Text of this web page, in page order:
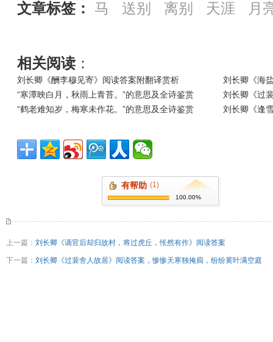
文章标签： 马 送别 离别 天涯 月
相关阅读 ：
刘长卿《酬李穆见寄》阅读答案附翻译赏析
刘长卿《海
“寒潭映白月，秋雨上青苔。”的意思及全诗鉴赏
刘长卿《过
“鹤老难知岁，梅寒未作花。”的意思及全诗鉴赏
刘长卿《逢
有帮助 (1)
100.00%
上一篇： 刘长卿《谪官后却归故村，将过虎丘，怅然有作》阅读答案
下一篇： 刘长卿《过裴舍人故居》阅读答案，惨惨天寒独掩扃，纷纷黄叶满空庭